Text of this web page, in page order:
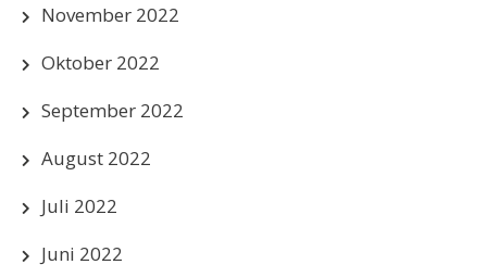
November 2022
Oktober 2022
September 2022
August 2022
Juli 2022
Juni 2022